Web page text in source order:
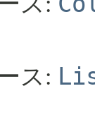
ス: